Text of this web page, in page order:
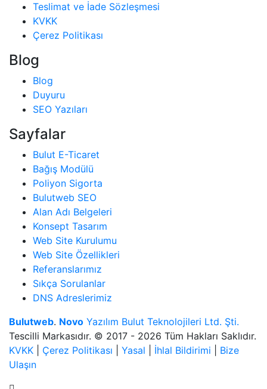
Teslimat ve İade Sözleşmesi
KVKK
Çerez Politikası
Blog
Blog
Duyuru
SEO Yazıları
Sayfalar
Bulut E-Ticaret
Bağış Modülü
Poliyon Sigorta
Bulutweb SEO
Alan Adı Belgeleri
Konsept Tasarım
Web Site Kurulumu
Web Site Özellikleri
Referanslarımız
Sıkça Sorulanlar
DNS Adreslerimiz
Bulutweb. Novo Yazılım Bulut Teknolojileri Ltd. Şti.
Tescilli Markasıdır. © 2017 - 2026 Tüm Hakları Saklıdır.
KVKK
Çerez Politikası Yasal İhlal Bildirimi
Bize
Ulaşın